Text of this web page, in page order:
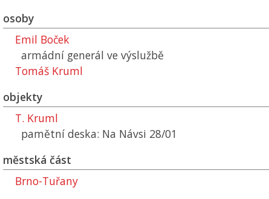
osoby
Emil Boček
armádní generál ve výslužbě
Tomáš Kruml
objekty
T. Kruml
pamětní deska: Na Návsi 28/01
městská část
Brno-Tuřany